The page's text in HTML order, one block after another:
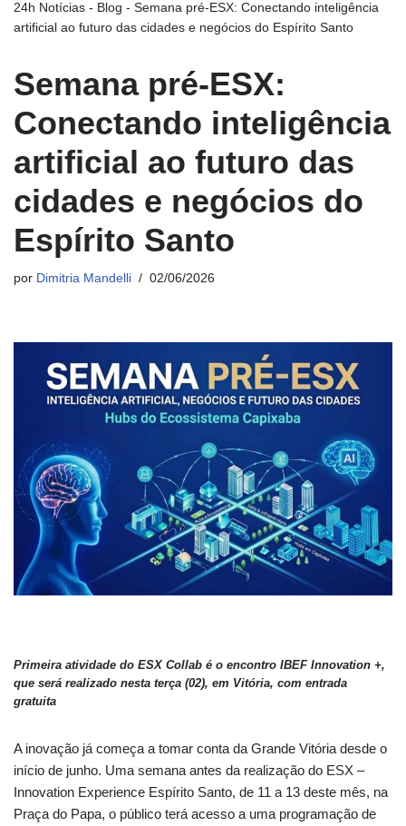
24h Notícias - Blog - Semana pré-ESX: Conectando inteligência
artificial ao futuro das cidades e negócios do Espírito Santo
Semana pré-ESX:
Conectando inteligência
artificial ao futuro das
cidades e negócios do
Espírito Santo
por Dimitria Mandelli 02/06/2026
Primeira atividade do ESX Collab é o encontro IBEF Innovation +,
que será realizado nesta terça (02), em Vitória, com entrada
gratuita
A inovação já começa a tomar conta da Grande Vitória desde o
início de junho. Uma semana antes da realização do ESX –
Innovation Experience Espírito Santo, de 11 a 13 deste mês, na
Praça do Papa, o público terá acesso a uma programação de